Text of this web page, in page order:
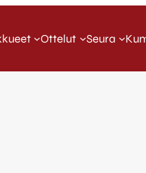
Ottelut Seura